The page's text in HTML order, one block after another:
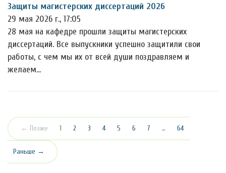
Защиты магистерских диссертаций 2026
29 мая 2026 г., 17:05
28 мая на кафедре прошли защиты магистерских
диссертаций. Все выпускники успешно защитили свои
работы, с чем мы их от всей души поздравляем и
желаем…
← Позже 1 (текущая)
2 3 4 5 6 7 … 64
Раньше →